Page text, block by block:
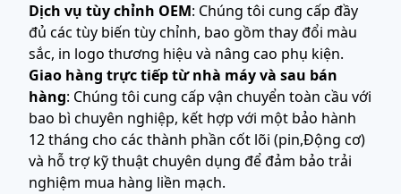
Dịch vụ tùy chỉnh OEM: Chúng tôi cung cấp đầy
đủ các tùy biến tùy chỉnh, bao gồm thay đổi màu
sắc, in logo thương hiệu và nâng cao phụ kiện.
Giao hàng trực tiếp từ nhà máy và sau bán
hàng: Chúng tôi cung cấp vận chuyển toàn cầu với
bao bì chuyên nghiệp, kết hợp với một bảo hành
12 tháng cho các thành phần cốt lõi (pin,Động cơ)
và hỗ trợ kỹ thuật chuyên dụng để đảm bảo trải
nghiệm mua hàng liền mạch.